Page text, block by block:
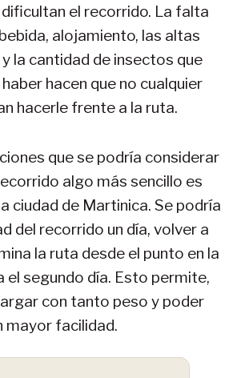
el recorrido. La falta
alojamiento, las altas
la cantidad de insectos que
hacen que no cualquier
hacerle frente a la ruta.
que se podría considerar
algo más sencillo es
ciudad de Martinica. Se podría
del recorrido un día, volver a
la ruta desde el punto en la
el segundo día. Esto permite,
con tanto peso y poder
mayor facilidad.